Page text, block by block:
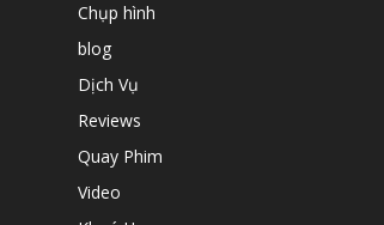
Chụp hình
blog
Dịch Vụ
Reviews
Quay Phim
Video